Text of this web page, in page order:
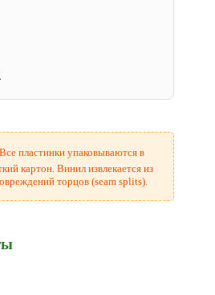
Все пластинки упаковываются в
картон. Винил извлекается из
торцов (seam splits).